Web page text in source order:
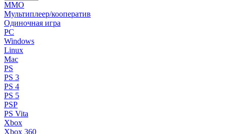
MMO
Мультиплеер/кооператив
Одиночная игра
PC
Windows
Linux
Mac
PS
PS 3
PS 4
PS 5
PSP
PS Vita
Xbox
Xbox 360